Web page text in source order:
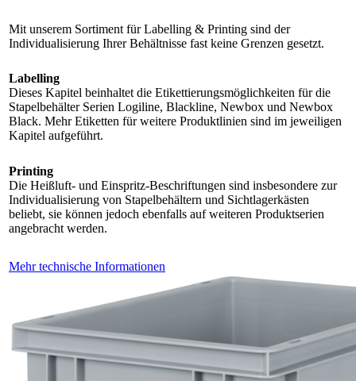
Mit unserem Sortiment für Labelling & Printing sind der
Individualisierung Ihrer Behältnisse fast keine Grenzen gesetzt.
Labelling
Dieses Kapitel beinhaltet die Etikettierungsmöglichkeiten für die
Stapelbehälter Serien Logiline, Blackline, Newbox und Newbox
Black. Mehr Etiketten für weitere Produktlinien sind im jeweiligen
Kapitel aufgeführt.
Printing
Die Heißluft- und Einspritz-Beschriftungen sind insbesondere zur
Individualisierung von Stapelbehältern und Sichtlagerkästen
beliebt, sie können jedoch ebenfalls auf weiteren Produktserien
angebracht werden.
Mehr technische Informationen